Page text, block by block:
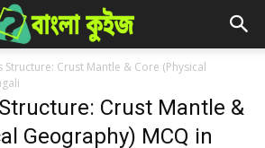
Structure: Crust Mantle & Core (Physical
Crust Mantle &
Geography) MCQ in